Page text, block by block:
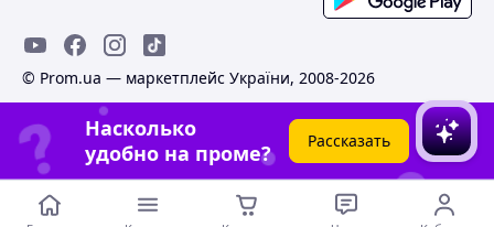
© Prom.ua — маркетплейс України, 2008-2026
Насколько
удобно на проме?
Рассказать